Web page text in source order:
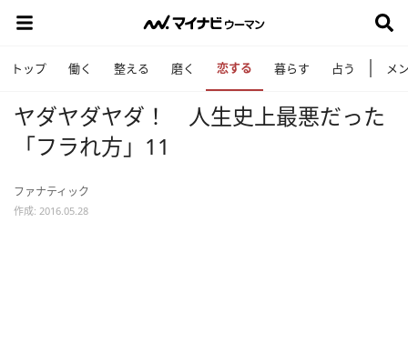
トップ 働く 整える 磨く 恋する 暮らす 占う メ
ヤダヤダヤダ！ 人生史上最悪だった
「フラれ方」11
ファナティック
作成: 2016.05.28